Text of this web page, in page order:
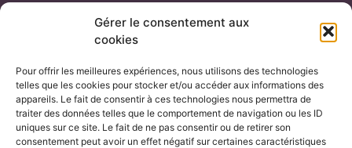
Gérer le consentement aux
cookies
Pour offrir les meilleures expériences, nous utilisons des technologies
telles que les cookies pour stocker et/ou accéder aux informations des
appareils. Le fait de consentir à ces technologies nous permettra de
traiter des données telles que le comportement de navigation ou les ID
uniques sur ce site. Le fait de ne pas consentir ou de retirer son
consentement peut avoir un effet négatif sur certaines caractéristiques
Politique de cookies
Lundi au Jeudi : 9h – 18h